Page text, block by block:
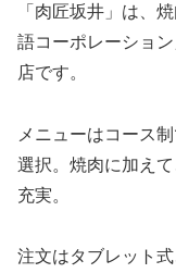
「肉匠坂井」は、
語コーポレーショ
店です。
メニューはコース
選択。焼肉に加え
充実。
注文はタブレット